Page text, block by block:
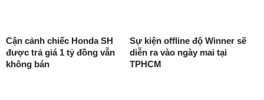
Cận cảnh chiếc Honda SH
được trả giá 1 tỷ đồng vẫn
không bán
Sự kiện offline độ Winner sẽ
diễn ra vào ngày mai tại
TPHCM